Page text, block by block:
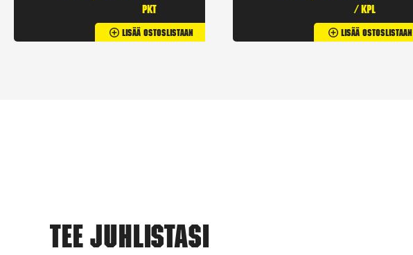
pkt
Lisää Ostoslistaan
/ kpl
Lisää Ostoslistaan
Tee juhlistasi